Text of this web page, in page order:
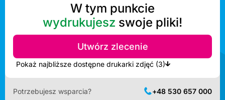
W tym punkcie
wydrukujesz swoje pliki!
Utwórz zlecenie
Pokaż najbliższe dostępne drukarki zdjęć (3)
Potrzebujesz wsparcia? +48 530 657 000